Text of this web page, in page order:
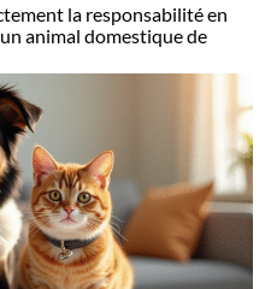
la responsabilité en
animal domestique de